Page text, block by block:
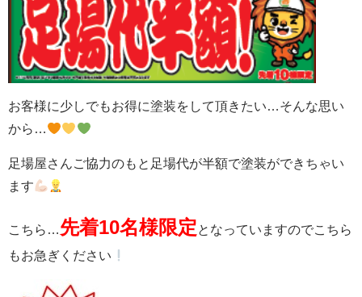
お客様に少しでもお得に塗装をして頂きたい…そんな思い
から…
足場屋さんご協力のもと足場代が半額で塗装ができちゃい
ます
こちら…先着10名様限定となっていますのでこちら
もお急ぎください